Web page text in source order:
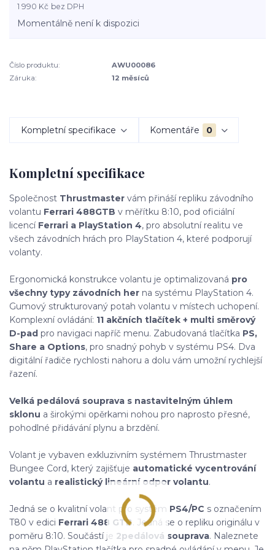
1 990 Kč bez DPH
Momentálně není k dispozici
Číslo produktu:
AWU00086
Záruka:
12 měsíců
Kompletní specifikace Komentáře 0
Kompletní specifikace
Společnost Thrustmaster vám přináší repliku závodního
volantu Ferrari 488GTB v měřítku 8:10, pod oficiální
licencí Ferrari a PlayStation 4, pro absolutní realitu ve
všech závodních hrách pro PlayStation 4, které podporují
volanty.
Ergonomická konstrukce volantu je optimalizovaná pro
všechny typy závodních her na systému PlayStation 4.
Gumový strukturovaný potah volantu v místech uchopení.
Komplexní ovládání: 11 akčních tlačítek + multi směrový
D-pad pro navigaci napříč menu. Zabudovaná tlačítka PS,
Share a Options, pro snadný pohyb v systému PS4. Dva
digitální řadiče rychlosti nahoru a dolu vám umožní rychlejší
řazení.
Velká pedálová souprava s nastavitelným úhlem
sklonu a širokými opěrkami nohou pro naprosto přesné,
pohodlné přidávání plynu a brzdění.
Volant je vybaven exkluzivním systémem Thrustmaster
Bungee Cord, který zajišťuje automatické vycentrování
volantu a realistický lineární odpor volantu.
Jedná se o kvalitní volant pro systém PS4/PC s označením
T80 v edici Ferrari 488 GTB. Jedná se o repliku originálu v
poměru 8:10. Součástí je 2pedálová souprava. Naleznete